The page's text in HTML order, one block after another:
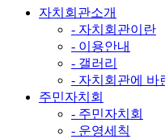
자치회관소개
- 자치회관이란
- 이용안내
- 갤러리
- 자치회관에 바
주민자치회
- 주민자치회
- 운영세칙